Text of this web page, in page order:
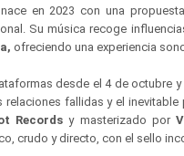
nace en 2023 con una
Su música recoge
ofreciendo una experiencia
desde el 4 de octubre
relaciones fallidas y el
Recordsy masterizado por
crudo y directo, con el sello